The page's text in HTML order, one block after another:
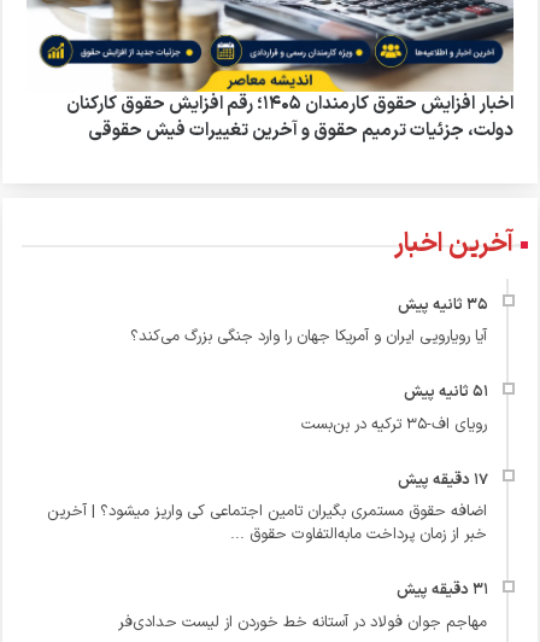
اخبار افزایش حقوق کارمندان ۱۴۰۵؛ رقم افزایش حقوق کارکنان
دولت، جزئیات ترمیم حقوق و آخرین تغییرات فیش حقوقی
آخرین اخبار
آیا رویارویی ایران و آمریکا جهان را وارد جنگی بزرگ می‌کند؟
رویای اف-۳۵ ترکیه در بن‌بست
اضافه حقوق مستمری بگیران تامین اجتماعی کی واریز میشود؟ | آخرین
خبر از زمان پرداخت مابه‌التفاوت حقوق ...
مهاجم جوان فولاد در آستانه خط خوردن از لیست حدادی‌فر